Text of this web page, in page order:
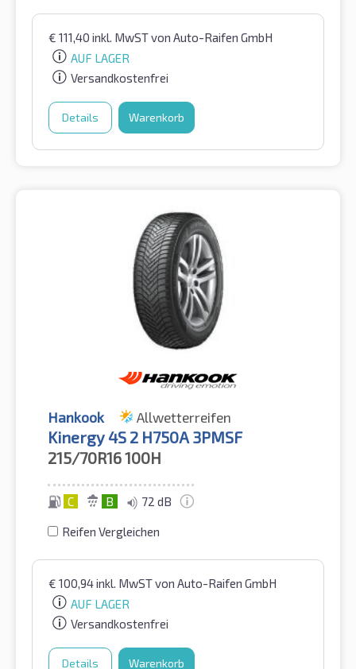
€ 111,40 inkl. MwSTvon Auto-Raifen GmbH
AUF LAGER
Versandkostenfrei
Details Warenkorb
Hankook Allwetterreifen
Kinergy 4S 2 H750A 3PMSF
215/70R16100H
C B 72 dB
Reifen Vergleichen
€ 100,94inkl. MwSTvon Auto-Raifen GmbH
AUF LAGER
Versandkostenfrei
Details Warenkorb